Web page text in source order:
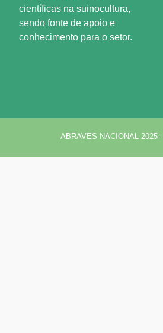
científicas na suinocultura,
sendo fonte de apoio e
conhecimento para o setor.
ABRAVES NACIONAL 2025